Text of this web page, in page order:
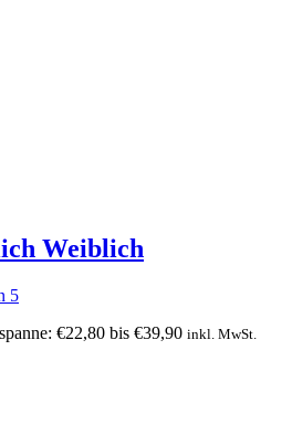
Weiblich
5
€22,80 bis €39,90 inkl. MwSt.